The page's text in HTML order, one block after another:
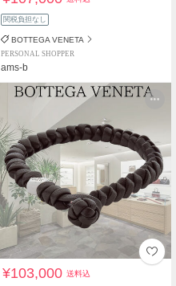
関税負担なし
BOTTEGA VENETA
PERSONAL SHOPPER
ams-b
¥103,000送料込